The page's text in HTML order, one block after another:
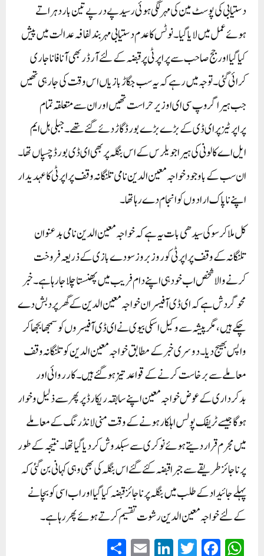
دستیابی کی پوسٹ مین کی مہر لگی ہوئی رسید پے درپے تین بار دہراتے
ہوئے عمل میں لایا گیا۔ نوٹس کا عدم دستیابی مہر بند لفافہ عدالت میں پیش
کیا گیا اور جج صاحب سے پراپرٹی پر قبضہ کے لئے آرڈر بھی آنا فانا جاری
کرائی گئی۔ توجہ میں رہے کہ یہ سب جگاڑ بازیاں اس وقت کی جا رہی تھیں
جب ہیرا گروپ سی ای او زیر حراست تھیں اور ان سے متعلقہ تمام
پراپرٹیز پر ای ڈی کے بڑے بڑے بورڈ گاڑ دئے گئے تھے۔ جبلی ہل ایم
ایل اے کالونی کی ہیرا جویلرس کے اس بنگلہ پر بھی ای ڈی بورڈ چسپاں تھا ۔
ان سب کے باوجود خواجہ معین الدین نامی تلنگانہ وقف پراپرٹی کا عہدیدار
اپنے ناپاک ارادوں کو انجام دے رہا تھا۔
کل ملا کر سو کی سیدھی بات یہ ہے کہ خواجہ معین الدین نامی بدعنوان
تلنگانہ کے وقف پراپرٹی کو روز بروز سودے بازی کے ذریعہ فروخت
کرنے والا شخص اب خود ہی اپنے دام فریب میں پھنستا چلا جا رہا ہے۔ خبر
محو گردش ہے کہ ای ڈی آفیسران خواجہ معین الدین کے گھر پر دبش دے
چکے ہیں، مگر پیشہ سے وکیل اسکی بیوی نے ای ڈی آفیسروں کو سمجھا بجھا کر
واپس بھیج دیا۔ دوسری خبر کے مطابق خواجہ معین الدین کو تلنگانہ وقف
معاملے سے برخاست کرنے کے قواعد تیز ہو گئے ہیں۔ کارروائی اور
بدکرداری کے عوض خواجہ معین اپنے سابقہ ریکارڈ پر پھر سے ذلیل و خوار
ہوگا جیسے ٹریفک پولس اہلکار ہونے کے وقت منی لانڈرنگ کے معاملے
میں مجرم قرار دیتے ہوئے نوکری سے سبکدوش کردیا گیا تھا۔نتیجہ کے طور
پر ناجائز طریقے سے جبرا قبضہ کئے گئے اس بنگلہ کی بھی وہی کہانی بن گئی کہ
پہلے جائیداد کے طلب میں بنگلہ پر ناجائز قبضہ کیا گیا اور اب اسی کو بچانے
کے لئے خواجہ معین الدین رشوت تقسیم کرتے ہوئے پھر رہا ہے۔
W
Fa
T
Li
E